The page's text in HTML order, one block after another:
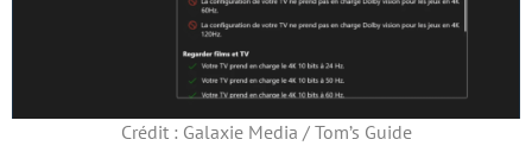
Crédit : Galaxie Media / Tom’s Guide